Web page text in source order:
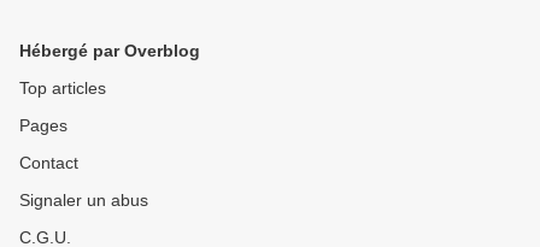
Hébergé par Overblog
Top articles
Pages
Contact
Signaler un abus
C.G.U.